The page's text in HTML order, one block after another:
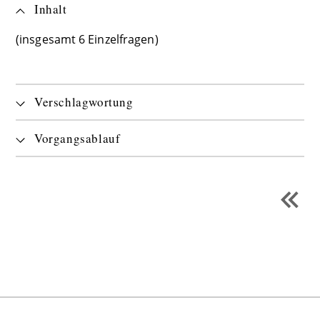
Inhalt
(insgesamt 6 Einzelfragen)
Verschlagwortung
Vorgangsablauf